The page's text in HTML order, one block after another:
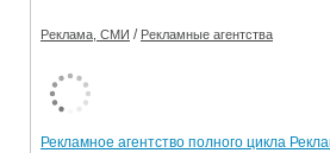
Реклама, СМИ / Рекламные агентства
Рекламное агентство полного цикла